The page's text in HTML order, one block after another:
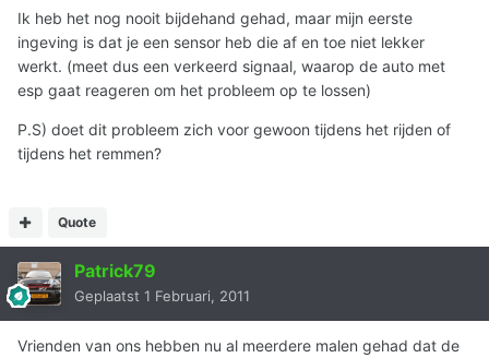
Ik heb het nog nooit bijdehand gehad, maar mijn eerste
ingeving is dat je een sensor heb die af en toe niet lekker
werkt. (meet dus een verkeerd signaal, waarop de auto met
esp gaat reageren om het probleem op te lossen)
P.S) doet dit probleem zich voor gewoon tijdens het rijden of
tijdens het remmen?
Quote
Patrick79
Geplaatst 1 Februari, 2011
Vrienden van ons hebben nu al meerdere malen gehad dat de